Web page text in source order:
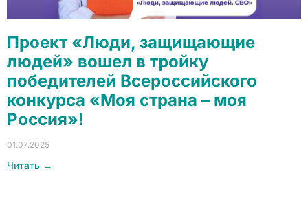
Проект «Люди, защищающие
людей» вошел в тройку
победителей Всероссийского
конкурса «Моя страна – моя
Россия»!
01.07.2025
Читать →